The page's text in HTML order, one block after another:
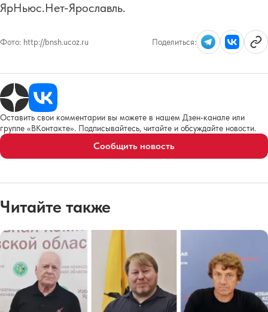
ЯрНьюс.Нет-Ярославль.
Фото: http://bnsh.ucoz.ru Поделиться:
Оставить свои комментарии вы можете в нашем Дзен-канале или
группе «ВКонтакте». Подписывайтесь, читайте и обсуждайте новости.
Сообщить новость
Читайте также